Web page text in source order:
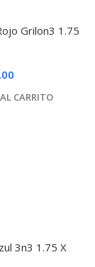
Grilon3 1.75
CARRITO
3n3 1.75 X